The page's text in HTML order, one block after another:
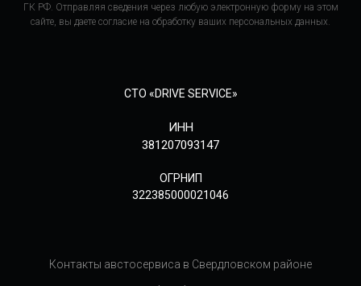
ГК РФ. Отправляя сведения через любую электронную форму на этом
сайте, вы даете согласие на обработку ваших персональных данных.
СТО «DRIVE SERVICE»
ИНН
381207093147
ОГРНИП
322385000021046
Контакты австосервиса в Свердловском районе